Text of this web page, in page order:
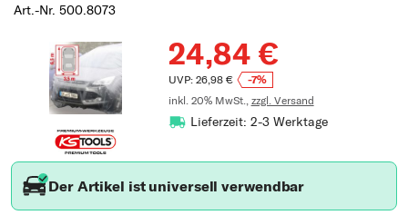
Art.-Nr. 500.8073
24,84 €
UVP: 26,98 €
-7%
inkl. 20% MwSt., zzgl. Versand
Lieferzeit: 2-3 Werktage
Der Artikel ist universell verwendbar